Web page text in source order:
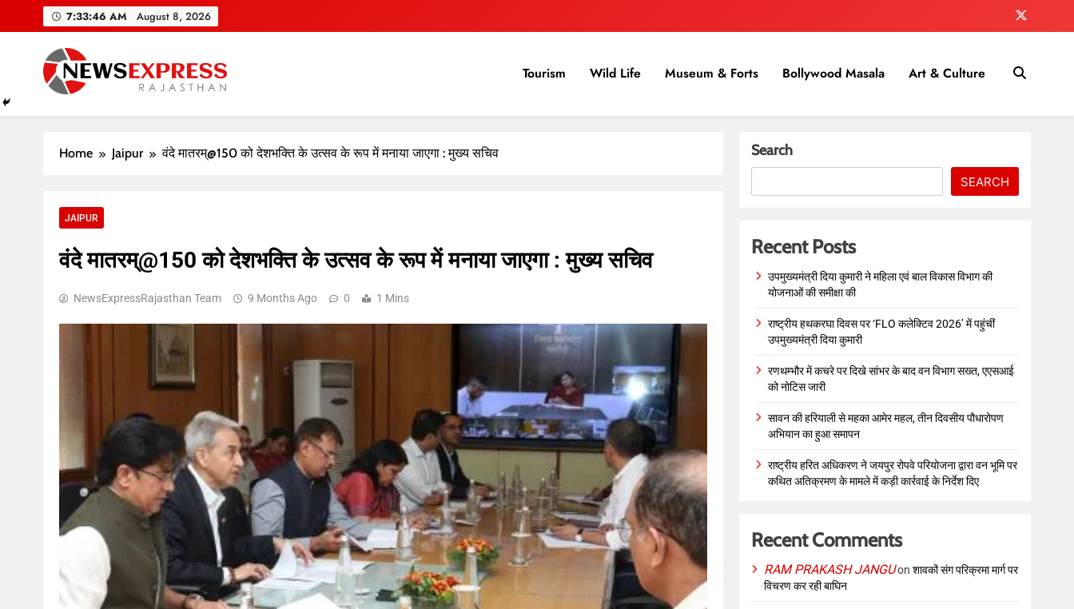
7:33:47 AM August 8, 2026
Tourism Wild Life Museum & Forts Bollywood Masala Art & Culture
Home Jaipur वंदे मातरम्@150 को देशभक्ति के उत्सव के रूप में मनाया जाएगा : मुख्य सचिव
JAIPUR
वंदे मातरम्@150 को देशभक्ति के उत्सव के रूप में मनाया जाएगा : मुख्य सचिव
NewsExpressRajasthan Team 9 Months Ago 0 1 Mins
Search
SEARCH
Recent Posts
उपमुख्यमंत्री दिया कुमारी ने महिला एवं बाल विकास विभाग की
योजनाओं की समीक्षा की
राष्ट्रीय हथकरघा दिवस पर ‘FLO कलेक्टिव 2026’ में पहुंचीं
उपमुख्यमंत्री दिया कुमारी
रणथम्भौर में कचरे पर दिखे सांभर के बाद वन विभाग सख्त, एएसआई
को नोटिस जारी
सावन की हरियाली से महका आमेर महल, तीन दिवसीय पौधारोपण
अभियान का हुआ समापन
राष्ट्रीय हरित अधिकरण ने जयपुर रोपवे परियोजना द्वारा वन भूमि पर
कथित अतिक्रमण के मामले में कड़ी कार्रवाई के निर्देश दिए
Recent Comments
RAM PRAKASH JANGUonशावकों संग परिक्रमा मार्ग पर
विचरण कर रही बाघिन